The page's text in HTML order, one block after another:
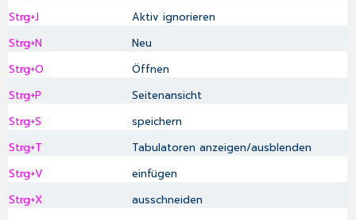
Strg+J
Aktiv ignorieren
Strg+N
Neu
Strg+O
Öffnen
Strg+P
Seitenansicht
Strg+S
speichern
Strg+T
Tabulatoren anzeigen/ausblenden
Strg+V
einfügen
Strg+X
ausschneiden